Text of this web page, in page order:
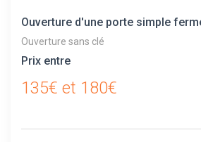
Ouverture d'une porte simple
Ouverture sans clé
Prix entre
135€ et 180€